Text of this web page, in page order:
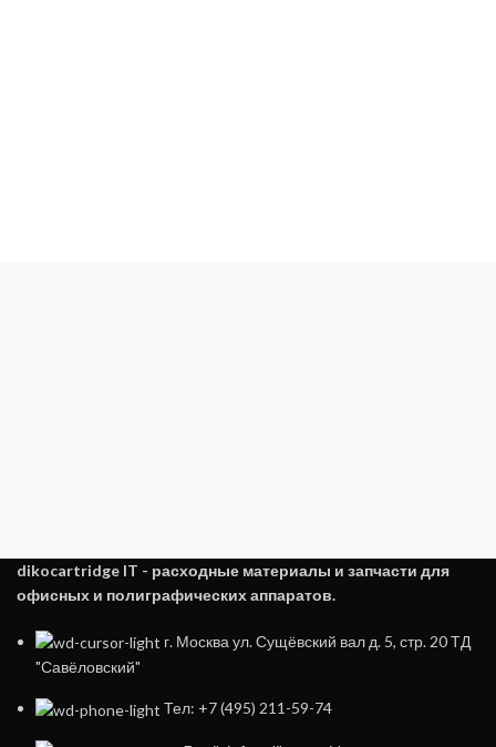
dikocartridge IT - расходные материалы и запчасти для
офисных и полиграфических аппаратов.
г. Москва ул. Сущёвский вал д. 5, стр. 20 ТД
"Савёловский"
Тел: +7 (495) 211-59-74